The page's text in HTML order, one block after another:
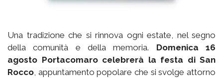
Una tradizione che si rinnova ogni estate, nel segno
della comunità e della memoria. Domenica 16
agosto Portacomaro celebrerà la festa di San
Rocco, appuntamento popolare che si svolge attorno